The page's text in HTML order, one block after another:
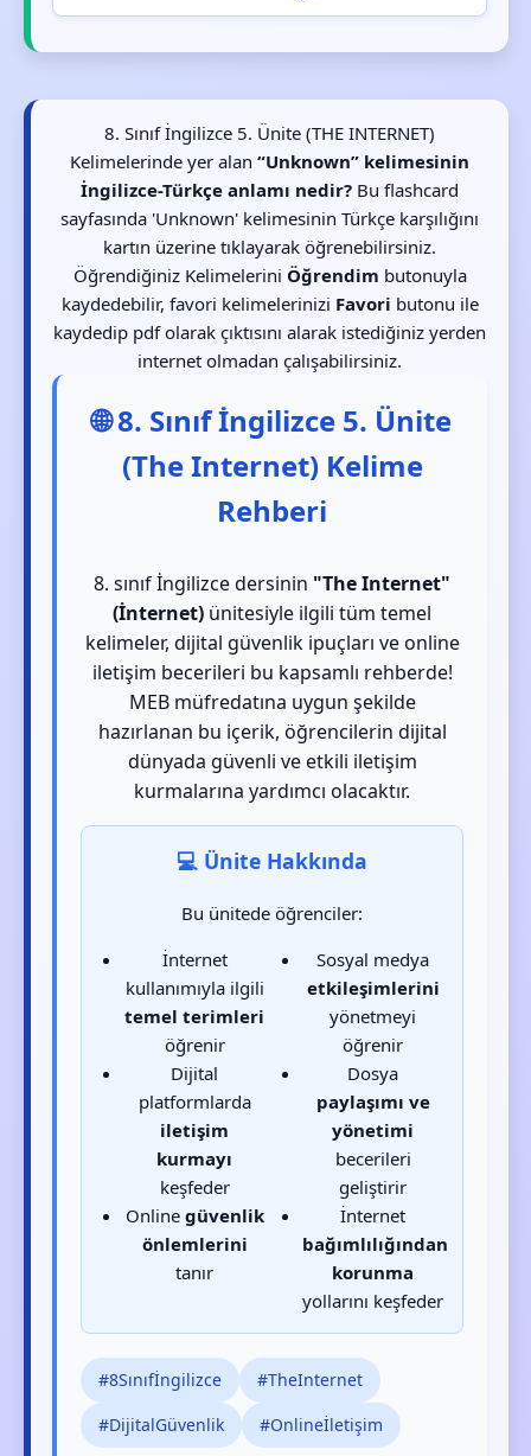
8. Sınıf İngilizce 5. Ünite (THE INTERNET)
Kelimelerinde yer alan“Unknown” kelimesinin
İngilizce-Türkçe anlamı nedir? Bu flashcard
sayfasında 'Unknown' kelimesinin Türkçe karşılığını
kartın üzerine tıklayarak öğrenebilirsiniz.
Öğrendiğiniz Kelimelerini Öğrendim butonuyla
kaydedebilir, favori kelimelerinizi Favori butonu ile
kaydedip pdf olarak çıktısını alarak istediğiniz yerden
internet olmadan çalışabilirsiniz.
🌐 8. Sınıf İngilizce 5. Ünite
(The Internet) Kelime
Rehberi
8. sınıf İngilizce dersinin "The Internet"
(İnternet) ünitesiyle ilgili tüm temel
kelimeler, dijital güvenlik ipuçları ve online
iletişim becerileri bu kapsamlı rehberde!
MEB müfredatına uygun şekilde
hazırlanan bu içerik, öğrencilerin dijital
dünyada güvenli ve etkili iletişim
kurmalarına yardımcı olacaktır.
💻 Ünite Hakkında
Bu ünitede öğrenciler:
İnternet
kullanımıyla ilgili
temel terimleri
öğrenir
Dijital
platformlarda
iletişim
kurmayı
keşfeder
Online güvenlik
önlemlerini
tanır
Sosyal medya
etkileşimlerini
yönetmeyi
öğrenir
Dosya
paylaşımı ve
yönetimi
becerileri
geliştirir
İnternet
bağımlılığından
korunma
yollarını keşfeder
#8Sınıfİngilizce
#TheInternet
#DijitalGüvenlik
#Onlineİletişim